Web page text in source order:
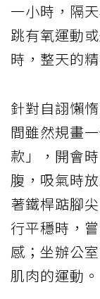
一小時，隔
跳有氧運動
時，整天的
針對自詡懶
間雖然規畫
款」，開會
腹，吸氣時
著鐵桿踮腳
行平穩時，
感；坐辦公
肌肉的運動。